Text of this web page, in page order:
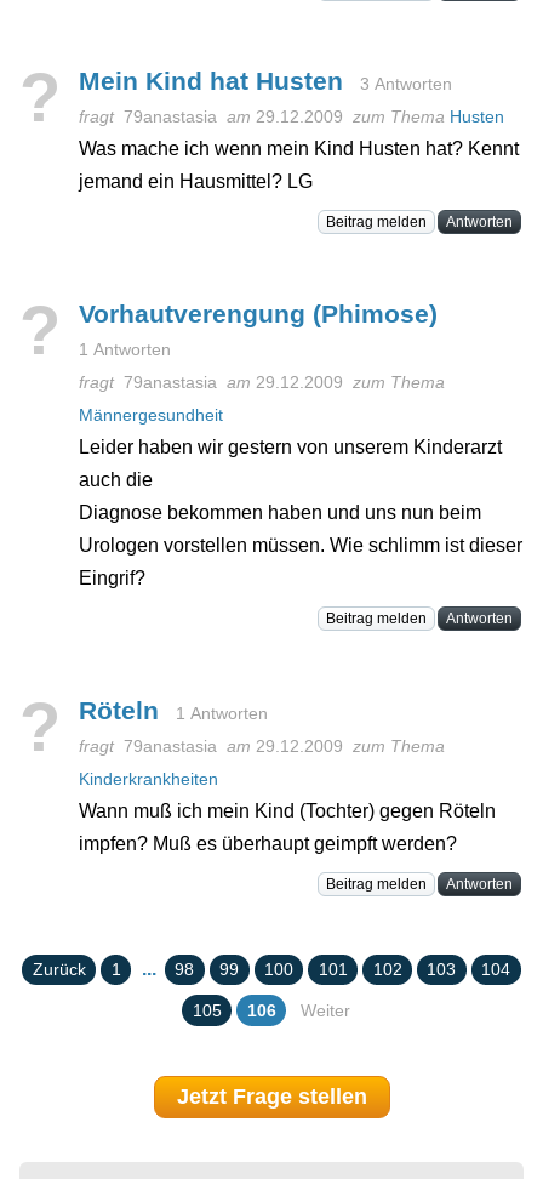
? Mein Kind hat Husten
3 Antworten
fragt 79anastasia am 29.12.2009 zum Thema Husten
Was mache ich wenn mein Kind Husten hat? Kennt
jemand ein Hausmittel? LG
Beitrag melden Antworten
? Vorhautverengung (Phimose)
1 Antworten
fragt 79anastasia am 29.12.2009 zum Thema
Männergesundheit
Leider haben wir gestern von unserem Kinderarzt
auch die
Diagnose bekommen haben und uns nun beim
Urologen vorstellen müssen. Wie schlimm ist dieser
Eingrif?
Beitrag melden Antworten
? Röteln
1 Antworten
fragt 79anastasia am 29.12.2009 zum Thema
Kinderkrankheiten
Wann muß ich mein Kind (Tochter) gegen Röteln
impfen? Muß es überhaupt geimpft werden?
Beitrag melden Antworten
Zurück 1 ... 98 99 100 101 102 103 104
105 106 Weiter
Jetzt Frage stellen